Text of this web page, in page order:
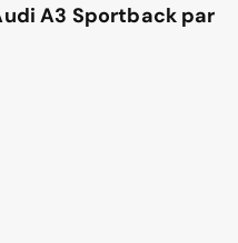
A3 Sportback par